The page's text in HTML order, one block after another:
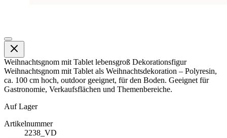
Weihnachtsgnom mit Tablet lebensgroß Dekorationsfigur
Weihnachtsgnom mit Tablet als Weihnachtsdekoration – Polyresin,
ca. 100 cm hoch, outdoor geeignet, für den Boden. Geeignet für
Gastronomie, Verkaufsflächen und Themenbereiche.
Auf Lager
Artikelnummer
2238_VD